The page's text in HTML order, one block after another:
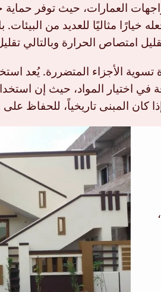
العمارات، حيث توفر
خيارًا مثاليًا للعديد من
امتصاص الحرارة وبالتالي
الأجزاء المتضررة. يُعد
اختيار المواد، حيث إن
المبنى تاريخياً، للحفاظ على